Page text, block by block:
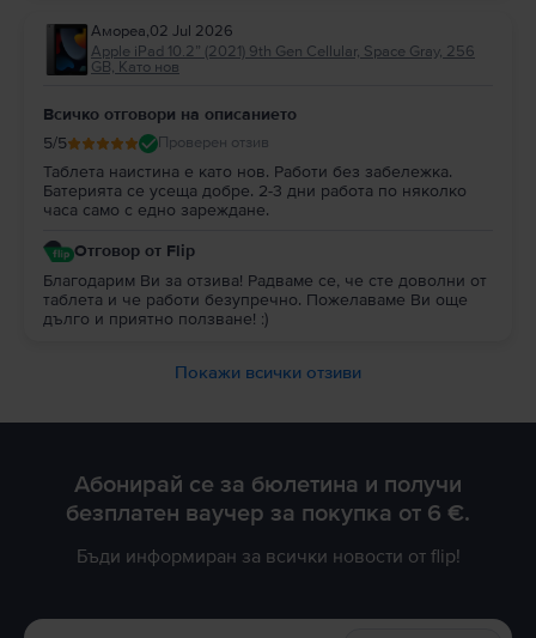
Амореа,02 Jul 2026
Apple iPad 10.2” (2021) 9th Gen Cellular, Space Gray, 256
GB, Като нов
Всичко отговори на описанието
5/5 Проверен отзив
Таблета наистина е като нов. Работи без забележка.
Батерията се усеща добре. 2-3 дни работа по няколко
часа само с едно зареждане.
Отговор от Flip
Благодарим Ви за отзива! Радваме се, че сте доволни от
таблета и че работи безупречно. Пожелаваме Ви още
дълго и приятно ползване! :)
Покажи всички отзиви
Абонирай се за бюлетина и получи
безплатен ваучер за покупка от 6 €.
Бъди информиран за всички новости от flip!